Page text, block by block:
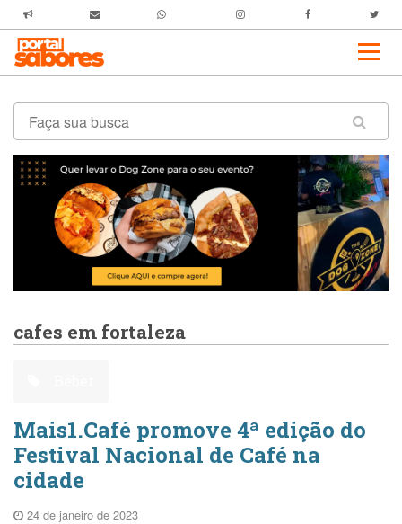
cafes em fortaleza
Mais1.Café promove 4ª edição do
Festival Nacional de Café na
cidade
24 de janeiro de 2023